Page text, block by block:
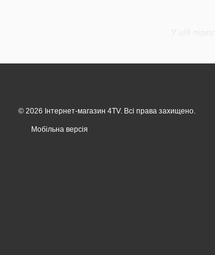
У цій
© 2026 Інтернет-магазин 4TV. Всі права захищено.
Мобільна версія